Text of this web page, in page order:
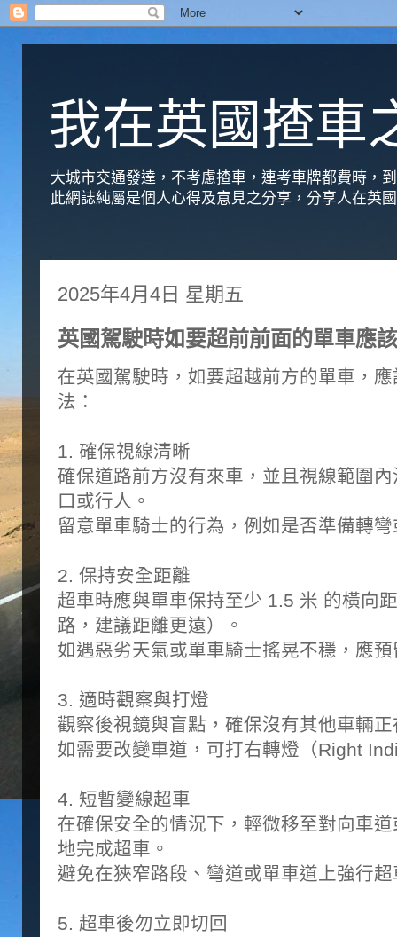
我在英國揸車
大城市交通發達，不考慮揸車，連考車牌都費時，
此網誌純屬是個人心得及意見之分享，分享人在英
2025年4月4日 星期五
英國駕駛時如要超前前面的單車應
在英國駕駛時，如要超越前方的單車，
法：
1. 確保視線清晰
確保道路前方沒有來車，並且視線範圍
口或行人。
留意單車騎士的行為，例如是否準備轉
2. 保持安全距離
超車時應與單車保持至少 1.5 米 的橫向
路，建議距離更遠）。
如遇惡劣天氣或單車騎士搖晃不穩，應
3. 適時觀察與打燈
觀察後視鏡與盲點，確保沒有其他車輛
如需要改變車道，可打右轉燈（Right
4. 短暫變線超車
在確保安全的情況下，輕微移至對向車
地完成超車。
避免在狹窄路段、彎道或單車道上強行超
5. 超車後勿立即切回